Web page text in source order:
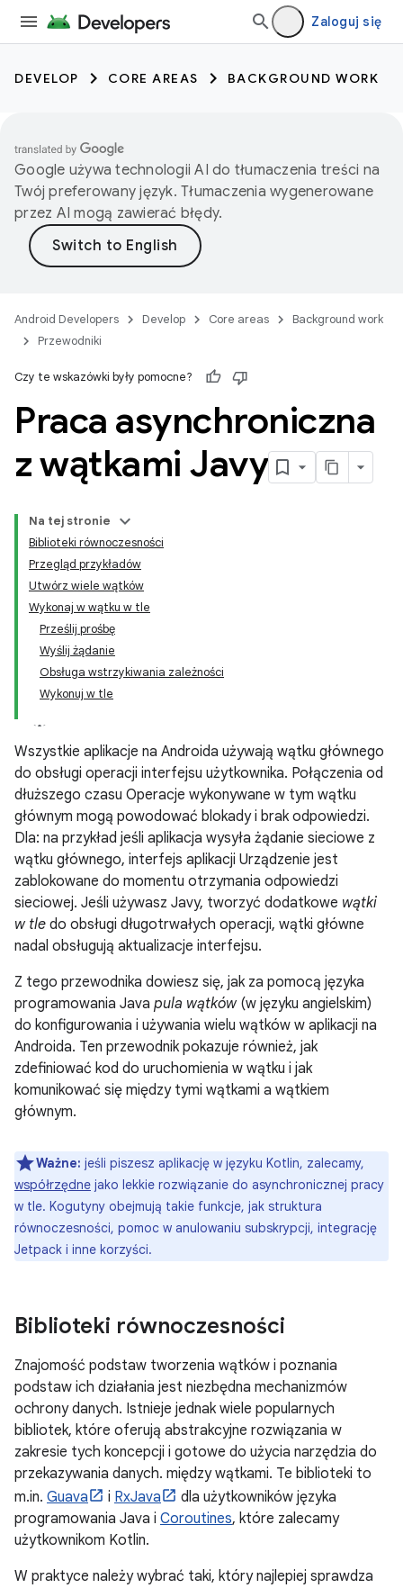
Zaloguj się
DEVELOP CORE AREAS BACKGROUND WORK
Google używa technologii AI do tłumaczenia treści na
Twój preferowany język. Tłumaczenia wygenerowane
przez AI mogą zawierać błędy.
Android Developers Develop Core areas
Background work
Przewodniki
Czy te wskazówki były pomocne?
Praca asynchroniczna
z wątkami Javy
Na tej stronie
Biblioteki równoczesności
Przegląd przykładów
Utwórz wiele wątków
Wykonaj w wątku w tle
Prześlij prośbę
Wyślij żądanie
Obsługa wstrzykiwania zależności
Wykonuj w tle
Wszystkie aplikacje na Androida używają wątku głównego
do obsługi operacji interfejsu użytkownika. Połączenia od
dłuższego czasu Operacje wykonywane w tym wątku
głównym mogą powodować blokady i brak odpowiedzi.
Dla: na przykład jeśli aplikacja wysyła żądanie sieciowe z
wątku głównego, interfejs aplikacji Urządzenie jest
zablokowane do momentu otrzymania odpowiedzi
sieciowej. Jeśli używasz Javy, tworzyć dodatkowe wątki
w tle do obsługi długotrwałych operacji, wątki główne
nadal obsługują aktualizacje interfejsu.
Z tego przewodnika dowiesz się, jak za pomocą języka
programowania Java pula wątków(w języku angielskim)
do konfigurowania i używania wielu wątków w aplikacji na
Androida. Ten przewodnik pokazuje również, jak
zdefiniować kod do uruchomienia w wątku i jak
komunikować się między tymi wątkami a wątkiem
głównym.
Ważne: jeśli piszesz aplikację w języku Kotlin, zalecamy,
współrzędne jako lekkie rozwiązanie do asynchronicznej pracy
w tle. Kogutyny obejmują takie funkcje, jak struktura
równoczesności, pomoc w anulowaniu subskrypcji, integrację
Jetpack i inne korzyści.
Biblioteki równoczesności
Znajomość podstaw tworzenia wątków i poznania
podstaw ich działania jest niezbędna mechanizmów
ochrony danych. Istnieje jednak wiele popularnych
bibliotek, które oferują abstrakcyjne rozwiązania w
zakresie tych koncepcji i gotowe do użycia narzędzia do
przekazywania danych. między wątkami. Te biblioteki to
m.in. Guava i RxJava
dla użytkowników języka
programowania Java i Coroutines, które zalecamy
użytkownikom Kotlin.
W praktyce należy wybrać taki, który najlepiej sprawdza